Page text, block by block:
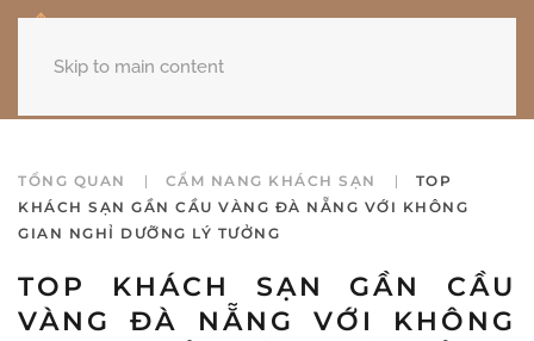
Skip to main content
TỔNG QUAN CẨM NANG KHÁCH SẠN
TOP
KHÁCH SẠN GẦN CẦU VÀNG ĐÀ NẴNG VỚI KHÔNG
GIAN NGHỈ DƯỠNG LÝ TƯỞNG
TOP KHÁCH SẠN GẦN CẦU
VÀNG ĐÀ NẴNG VỚI KHÔNG